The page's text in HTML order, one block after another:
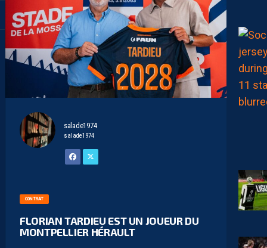
salade1974
salade1974
CONTRAT
FLORIAN TARDIEU EST UN JOUEUR DU
MONTPELLIER HÉRAULT